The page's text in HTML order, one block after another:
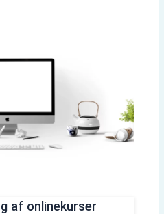
af onlinekurser